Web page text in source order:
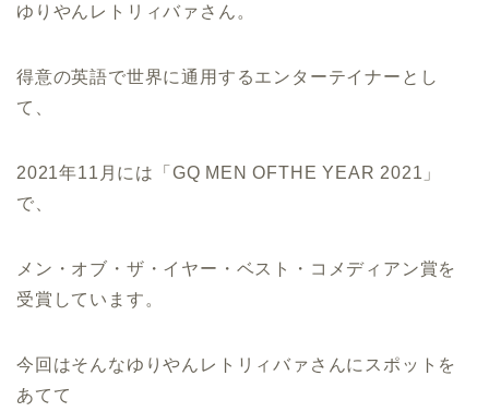
ゆりやんレトリィバァさん。
得意の英語で世界に通用するエンターテイナーとし
て、
2021年11月には「GQ MEN OFTHE YEAR 2021」
で、
メン・オブ・ザ・イヤー・ベスト・コメディアン賞を
受賞しています。
今回はそんなゆりやんレトリィバァさんにスポットを
あてて